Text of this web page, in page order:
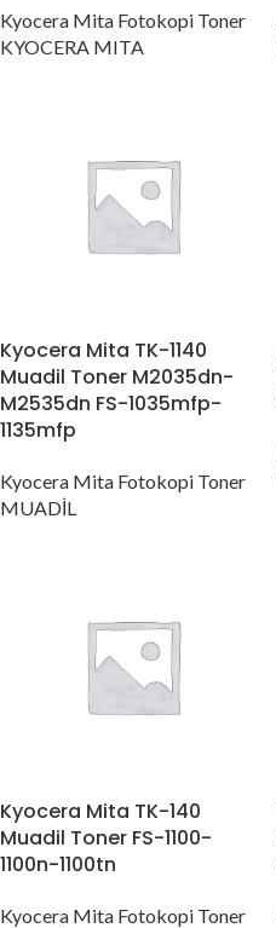
Kyocera Mita Fotokopi Toner
KYOCERA MITA
Kyocera Mita TK-1140
Muadil Toner M2035dn-
M2535dn FS-1035mfp-
1135mfp
Kyocera Mita Fotokopi Toner
MUADİL
Kyocera Mita TK-140
Muadil Toner FS-1100-
1100n-1100tn
Kyocera Mita Fotokopi Toner